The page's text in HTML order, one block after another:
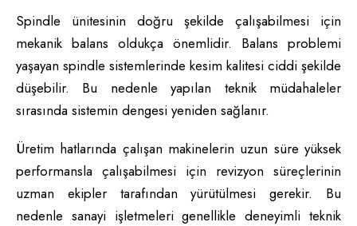
Spindle ünitesinin doğru şekilde çalışabilmesi için
mekanik balans oldukça önemlidir. Balans problemi
yaşayan spindle sistemlerinde kesim kalitesi ciddi şekilde
düşebilir. Bu nedenle yapılan teknik müdahaleler
sırasında sistemin dengesi yeniden sağlanır.
Üretim hatlarında çalışan makinelerin uzun süre yüksek
performansla çalışabilmesi için revizyon süreçlerinin
uzman ekipler tarafından yürütülmesi gerekir. Bu
nedenle sanayi işletmeleri genellikle deneyimli teknik